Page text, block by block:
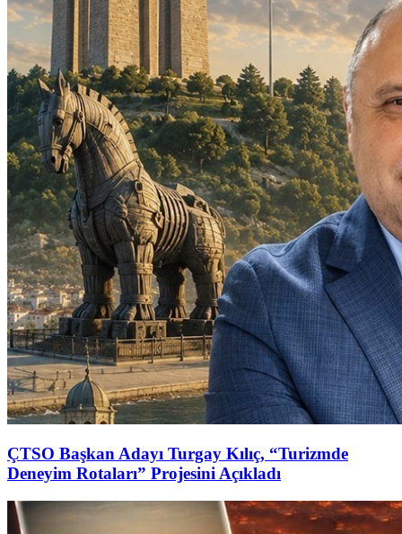
ÇTSO Başkan Adayı Turgay Kılıç, “Turizmde
Deneyim Rotaları” Projesini Açıkladı